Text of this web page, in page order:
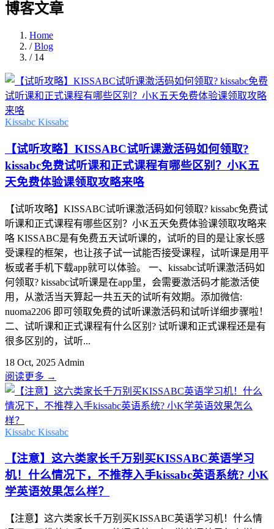
博客文章
Home
/ Blog
/ 14
Kissabc Kissabc
【试听攻略】KISSABC试听课激活码如何领取?
kissabc免费试听课和正式课程有哪些区别？小K五
天免费体验课领取攻略来咯
【试听攻略】KISSABC试听课激活码如何领取? kissabc免费试
听课和正式课程有哪些区别？小K五天免费体验课领取攻略来
咯 KISSABC是有免费五天试听课的，试听的目的是让家长感
受课程的框架，也让孩子试一试能否接受课程，试听课是用平
板或者手机下载app就可以体验。 一、kissabc试听课激活码如
何领取? kissabc试听课是在app里，会需要激活码才能激活使
用，从激活当天算起一共五天的试听有效期。添加微信:
nuoma2206 即可领取免费的试听课激活码和试听详细步骤啦！
二、试听课和正式课程有什么区别? 试听课和正式课程还是有
很多区别的，试听...
18 Oct, 2025 Admin
阅读更多 →
Kissabc Kissabc
【注意】这六类家长千万别买KISSABC英语学习
机！什么情况下，不推荐入手kissabc英语系统? 小K
学英语效果怎么样？
【注意】这六类家长千万别买KISSABC英语学习机！什么情